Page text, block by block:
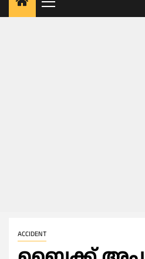
Primary
Menu
ACCIDENT